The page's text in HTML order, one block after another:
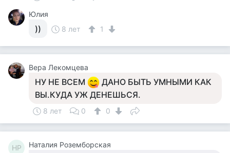
Юлия
)) 8 лет 1
Вера Лекомцева
НУ НЕ ВСЕМ
ДАНО БЫТЬ УМНЫМИ КАК
ВЫ.КУДА УЖ ДЕНЕШЬСЯ.
8 лет 0 0
НР Наталия Роземборская